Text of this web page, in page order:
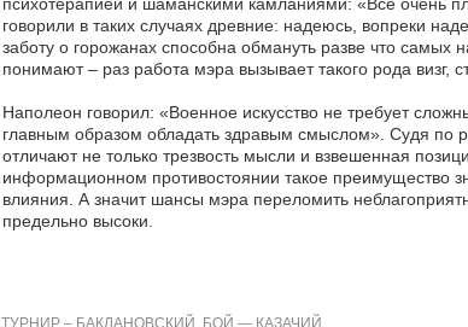
психотерапией и шаманскими камланиями: «Все очень
говорили в таких случаях древние: надеюсь, вопреки
заботу о горожанах способна обмануть разве что
понимают – раз работа мэра вызывает такого рода визг,
Наполеон говорил: «Военное искусство не требует
главным образом обладать здравым смыслом». Судя по
отличают не только трезвость мысли и взвешенная
информационном противостоянии такое преимущество
влияния. А значит шансы мэра переломить
предельно высоки.
ТУРНИР – БАКЛАНОВСКИЙ, БОЙ — КАЗАЧИЙ